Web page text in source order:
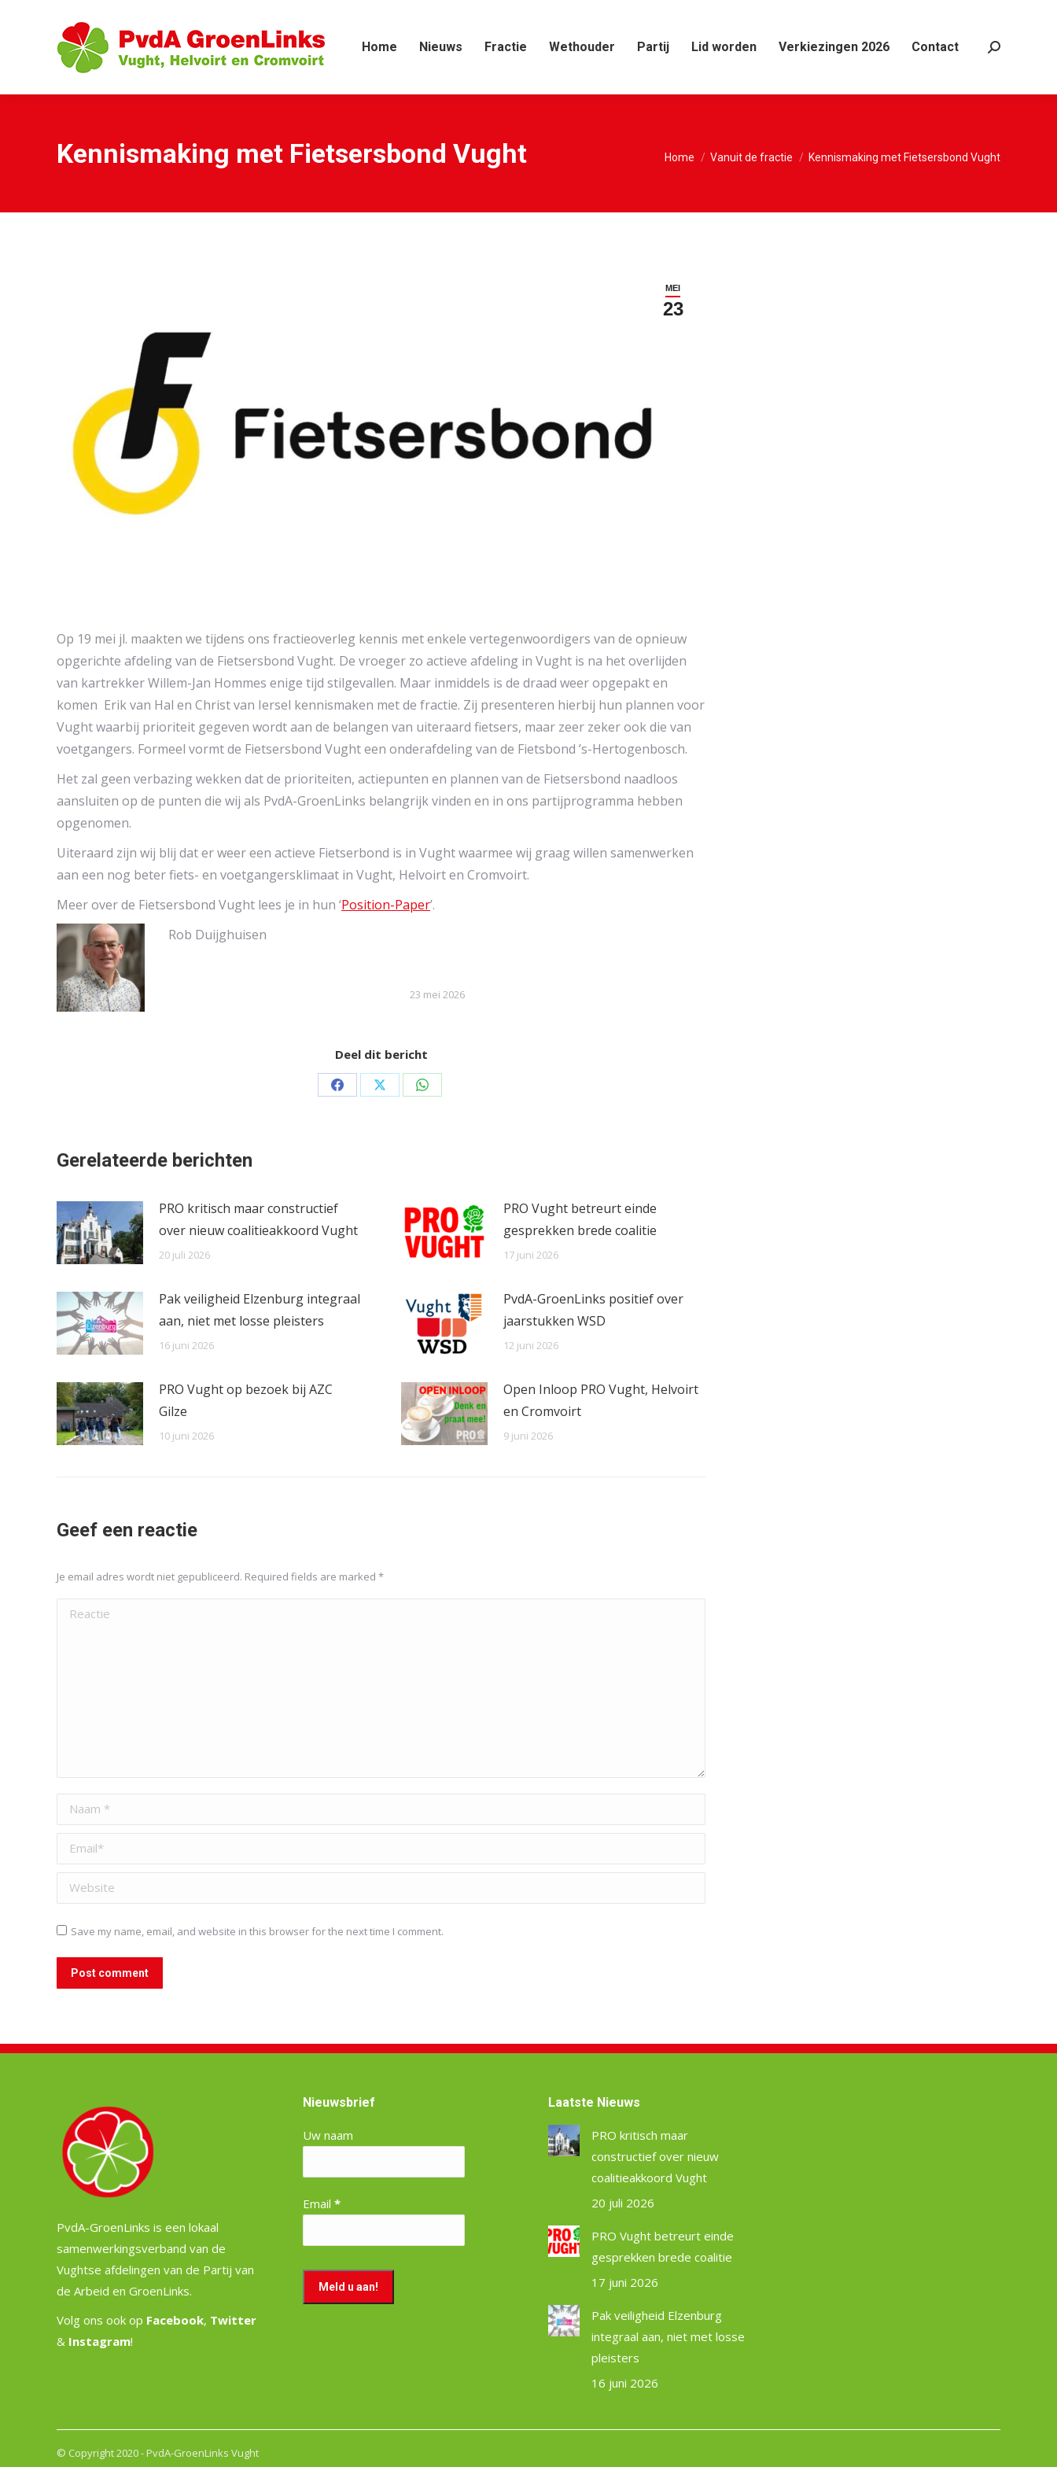
Home Nieuws Fractie Wethouder Partij Lid worden Verkiezingen 2026 Contact Search:
Kennismaking met Fietsersbond Vught Je bent hier:
Home Vanuit de fractie Kennismaking met Fietsersbond Vught
MEI
23
Op 19 mei jl. maakten we tijdens ons fractieoverleg kennis met enkele vertegenwoordigers van de opnieuw
opgerichte afdeling van de Fietsersbond Vught. De vroeger zo actieve afdeling in Vught is na het overlijden
van kartrekker Willem-Jan Hommes enige tijd stilgevallen. Maar inmiddels is de draad weer opgepakt en
komen Erik van Hal en Christ van Iersel kennismaken met de fractie. Zij presenteren hierbij hun plannen voor
Vught waarbij prioriteit gegeven wordt aan de belangen van uiteraard fietsers, maar zeer zeker ook die van
voetgangers. Formeel vormt de Fietsersbond Vught een onderafdeling van de Fietsbond ’s-Hertogenbosch.
Het zal geen verbazing wekken dat de prioriteiten, actiepunten en plannen van de Fietsersbond naadloos
aansluiten op de punten die wij als PvdA-GroenLinks belangrijk vinden en in ons partijprogramma hebben
opgenomen.
Uiteraard zijn wij blij dat er weer een actieve Fietserbond is in Vught waarmee wij graag willen samenwerken
aan een nog beter fiets- en voetgangersklimaat in Vught, Helvoirt en Cromvoirt.
Meer over de Fietsersbond Vught lees je in hun ‘Position-Paper’.
Rob Duijghuisen
23 mei 2026
Deel dit bericht
Share Share Share
Gerelateerde berichten
PRO kritisch maar constructief
over nieuw coalitieakkoord Vught
20 juli 2026
PRO Vught betreurt einde
gesprekken brede coalitie
17 juni 2026
Pak veiligheid Elzenburg integraal
aan, niet met losse pleisters
16 juni 2026
PvdA-GroenLinks positief over
jaarstukken WSD
12 juni 2026
PRO Vught op bezoek bij AZC
Gilze
10 juni 2026
Open Inloop PRO Vught, Helvoirt
en Cromvoirt
9 juni 2026
Geef een reactie
Je email adres wordt niet gepubliceerd. Required fields are marked *
Reactie
Naam *
Email *
Website
Save my name, email, and website in this browser for the next time I comment.
Post comment
PvdA-GroenLinks is een lokaal
samenwerkingsverband van de
Vughtse afdelingen van de Partij van
de Arbeid en GroenLinks.
Volg ons ook op Facebook, Twitter
& Instagram!
Nieuwsbrief
Uw naam
Email *
Laatste Nieuws
PRO kritisch maar
constructief over nieuw
coalitieakkoord Vught
20 juli 2026
PRO Vught betreurt einde
gesprekken brede coalitie
17 juni 2026
Pak veiligheid Elzenburg
integraal aan, niet met losse
pleisters
16 juni 2026
© Copyright 2020 - PvdA-GroenLinks Vught